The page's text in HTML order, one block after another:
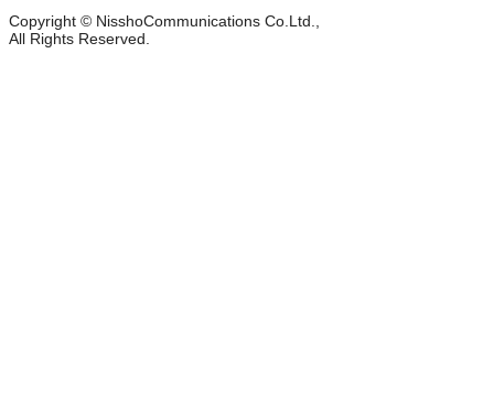
Copyright © NisshoCommunications Co.Ltd.,
All Rights Reserved.